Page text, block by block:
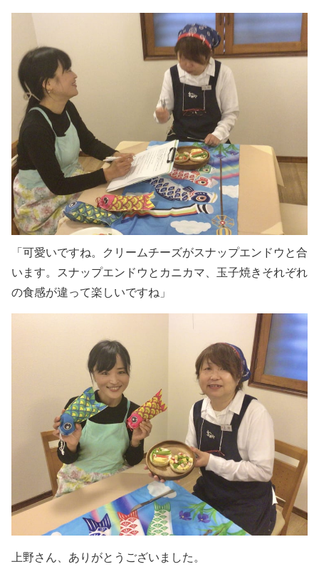
「可愛いですね。クリームチーズがスナップエンドウと合
います。スナップエンドウとカニカマ、玉子焼きそれぞれ
の食感が違って楽しいですね」
上野さん、ありがとうございました。